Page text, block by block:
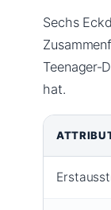
Sechs
hat.